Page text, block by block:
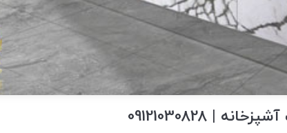
| 09121030828